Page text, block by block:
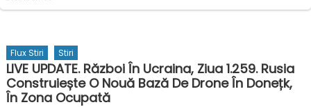
Flux Stiri Stiri
LIVE UPDATE. Război În Ucraina, Ziua 1.259. Rusia
Construiește O Nouă Bază De Drone În Donețk,
În Zona Ocupată